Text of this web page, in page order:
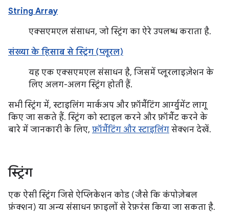
String Array
एक्सएमएल संसाधन, जो स्ट्रिंग का ऐरे उपलब्ध कराता है.
संख्या के हिसाब से स्ट्रिंग (प्लूरल)
यह एक एक्सएमएल संसाधन है, जिसमें प्लूरलाइज़ेशन के
लिए अलग-अलग स्ट्रिंग होती हैं.
सभी स्ट्रिंग में, स्टाइलिंग मार्कअप और फ़ॉर्मैटिंग आर्ग्युमेंट लागू
किए जा सकते हैं. स्ट्रिंग को स्टाइल करने और फ़ॉर्मैट करने के
बारे में जानकारी के लिए, फ़ॉर्मैटिंग और स्टाइलिंग सेक्शन देखें.
स्ट्रिंग
एक ऐसी स्ट्रिंग जिसे ऐप्लिकेशन कोड (जैसे कि कंपोज़ेबल
फ़ंक्शन) या अन्य संसाधन फ़ाइलों से रेफ़रंस किया जा सकता है.